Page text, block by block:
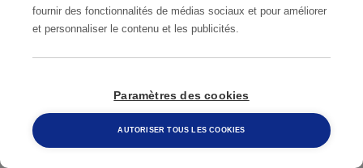
fournir des fonctionnalités de médias sociaux et pour améliorer
et personnaliser le contenu et les publicités.
Paramètres des cookies
AUTORISER TOUS LES COOKIES